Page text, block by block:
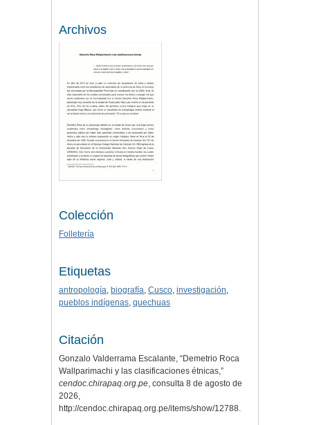
Archivos
Colección
Folletería
Etiquetas
antropología, biografía, Cusco, investigación,
pueblos indígenas, quechuas
Citación
Gonzalo Valderrama Escalante, “Demetrio Roca
Wallparimachi y las clasificaciones étnicas,”
cendoc.chirapaq.org.pe, consulta 8 de agosto de
2026,
http://cendoc.chirapaq.org.pe/items/show/12788.